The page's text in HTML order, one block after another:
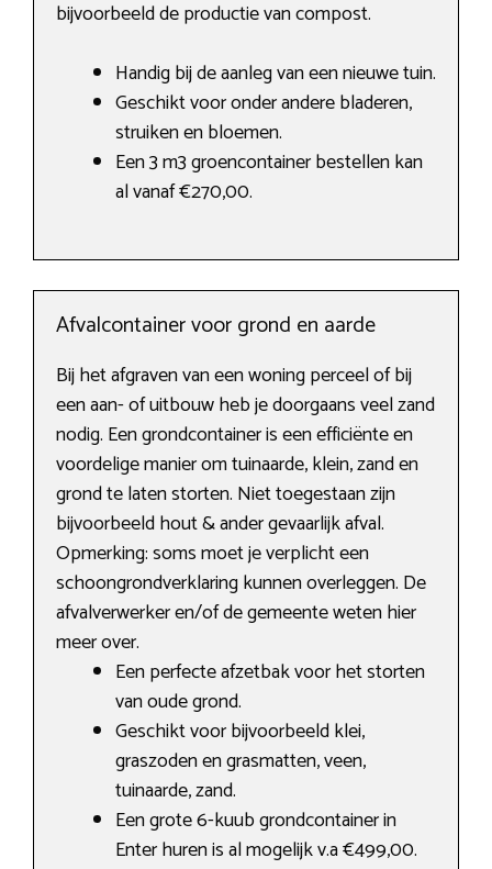
bijvoorbeeld de productie van compost.
Handig bij de aanleg van een nieuwe tuin.
Geschikt voor onder andere bladeren,
struiken en bloemen.
Een 3 m3 groencontainer bestellen kan
al vanaf €270,00.
Afvalcontainer voor grond en aarde
Bij het afgraven van een woning perceel of bij
een aan- of uitbouw heb je doorgaans veel zand
nodig. Een grondcontainer is een efficiënte en
voordelige manier om tuinaarde, klein, zand en
grond te laten storten. Niet toegestaan zijn
bijvoorbeeld hout & ander gevaarlijk afval.
Opmerking: soms moet je verplicht een
schoongrondverklaring kunnen overleggen. De
afvalverwerker en/of de gemeente weten hier
meer over.
Een perfecte afzetbak voor het storten
van oude grond.
Geschikt voor bijvoorbeeld klei,
graszoden en grasmatten, veen,
tuinaarde, zand.
Een grote 6-kuub grondcontainer in
Enter huren is al mogelijk v.a €499,00.